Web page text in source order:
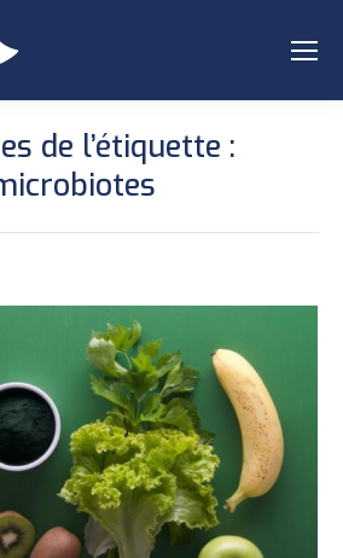
de l’étiquette :